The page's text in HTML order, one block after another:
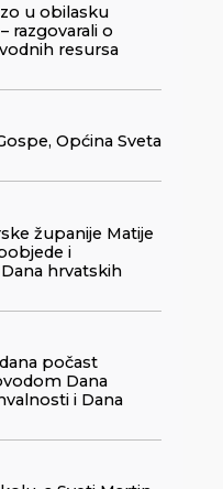
u obilasku
razgovarali o
resursa
Općina Sveta
županije Matije
i
hrvatskih
počast
Dana
i Dana